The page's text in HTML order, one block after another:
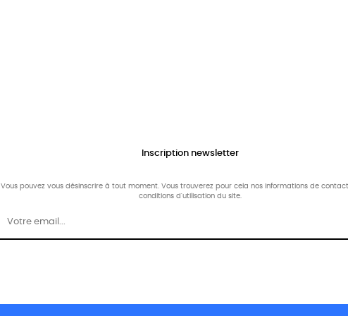
Inscription newsletter
Vous pouvez vous désinscrire à tout moment. Vous trouverez pour cela nos informations de
conditions d'utilisation du site.